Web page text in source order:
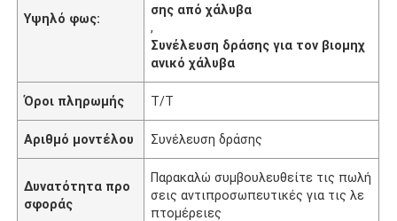
Υψηλό φως:
σης από χάλυβα
,
Συνέλευση δράσης για τον βιομηχ
ανικό χάλυβα
Όροι πληρωμής T/T
Αριθμό μοντέλου Συνέλευση δράσης
Δυνατότητα προ
σφοράς
Παρακαλώ συμβουλευθείτε τις πωλή
σεις αντιπροσωπευτικές για τις λε
πτομέρειες